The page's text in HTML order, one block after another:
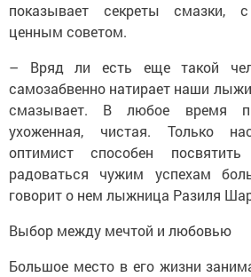
показывает секреты смазки,
ценным советом.
– Вряд ли есть еще такой
самозабвенно натирает наши
смазывает. В любое время
ухоженная, чистая. Только
оптимист способен
радоваться чужим успехам
говорит о нем лыжница Разиля
Выбор между мечтой и любовью
Большое место в его жизни